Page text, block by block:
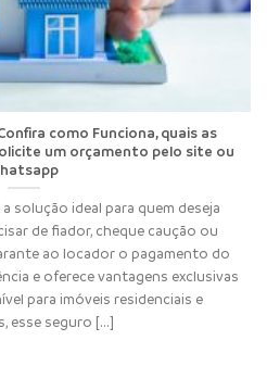
como Funciona, quais as
um orçamento pelo site ou
solução ideal para quem deseja
de fiador, cheque caução ou
ao locador o pagamento do
e oferece vantagens exclusivas
para imóveis residenciais e
esse seguro [...]